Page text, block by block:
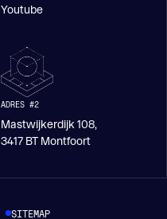
Youtube
ADRES #2
Mastwijkerdijk 108,
3417 BT Montfoort
SITEMAP